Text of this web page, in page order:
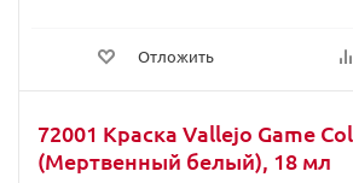
Отложить
72001 Краска Vallejo Game
(Мертвенный белый), 18 мл